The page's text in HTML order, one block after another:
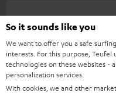
Tolle Anlage für gutes
schwierig, die Bedienung
schon. Die
So it sounds like you
We want to offer you a safe
interests. For this purpose, Teufel
technologies on these websites -
personalization services.
With cookies, we and other